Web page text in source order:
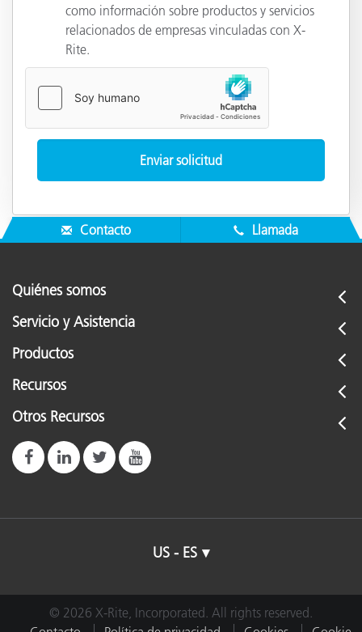
como información sobre productos y servicios
relacionados de empresas vinculadas con X-
Rite.
Contacto Llamada
Quiénes somos
Servicio y Asistencia
Productos
Recursos
Otros Recursos
US - ES
© 2026 X-Rite, Incorporated. All rights reserved.